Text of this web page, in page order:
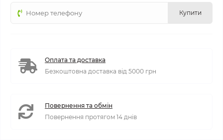
Купити
Оплата та доставка
Безкоштовна доставка від 5000 грн
Повернення та обмін
Повернення протягом 14 днів